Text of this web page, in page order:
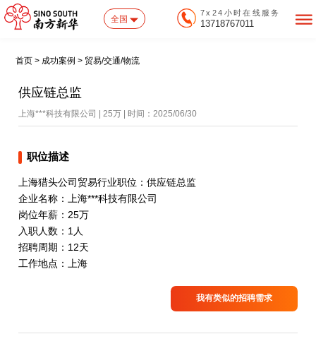
全国
7x24小时在线服务
13718767011
首页 > 成功案例 > 贸易/交通/物流
供应链总监
上海***科技有限公司 | 25万 | 时间：2025/06/30
职位描述
上海猎头公司贸易行业职位：供应链总监
企业名称：上海***科技有限公司
岗位年薪：25万
入职人数：1人
招聘周期：12天
工作地点：上海
我有类似的招聘需求